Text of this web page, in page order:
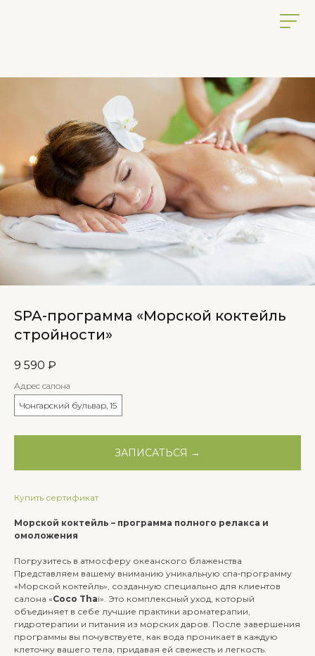
SPA-программа «Морской коктейль
стройности»
9 590 ₽
Адрес салона
Чонгарский бульвар, 15
ЗАПИСАТЬСЯ →
Купить сертификат
Морской коктейль – программа полного релакса и
омоложения
Погрузитесь в атмосферу океанского блаженства
Представляем вашему вниманию уникальную спа‑программу
«Морской коктейль», созданную специально для клиентов
салона «Coco Thai». Это комплексный уход, который
объединяет в себе лучшие практики ароматерапии,
гидротерапии и питания из морских даров. После завершения
программы вы почувствуете, как вода проникает в каждую
клеточку вашего тела, придавая ей свежесть и легкость.